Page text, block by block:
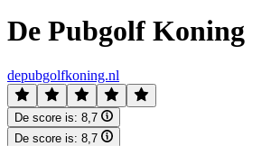
De Pubgolf Koning
depubgolfkoning.nl
De score is: 8,7
De score is: 8,7